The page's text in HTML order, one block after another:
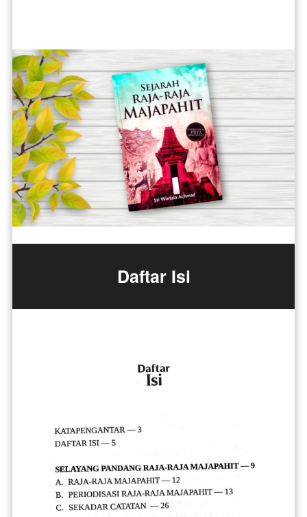
Daftar Isi